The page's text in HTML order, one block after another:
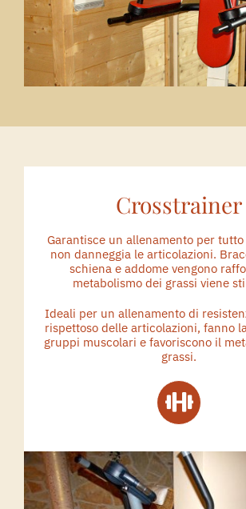
Crosstrainer
Garantisce un allenamento per
non danneggia le articolazioni.
schiena e addome vengono
metabolismo dei grassi viene
Ideali per un allenamento di
rispettoso delle articolazioni, fanno
gruppi muscolari e favoriscono il
grassi.